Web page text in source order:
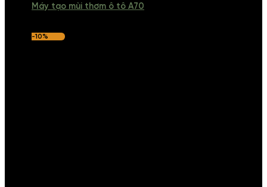
Máy tạo mùi thơm ô tô A70
-10%